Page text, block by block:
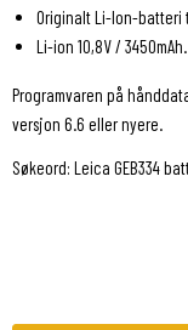
Originalt Li-Ion-batteri
Li-ion 10,8V / 3450mAh.
Programvaren på
versjon 6.6 eller nyere.
Søkeord: Leica GEB334